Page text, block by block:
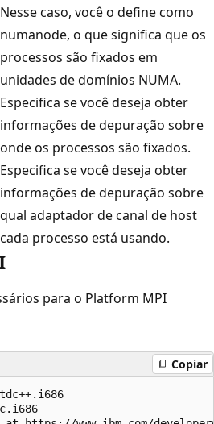
Nesse caso, você o define como
numanode, o que significa que os
processos são fixados em
unidades de domínios NUMA.
Especifica se você deseja obter
informações de depuração sobre
onde os processos são fixados.
Especifica se você deseja obter
informações de depuração sobre
qual adaptador de canal de host
cada processo está usando.
para o Platform MPI
Copiar